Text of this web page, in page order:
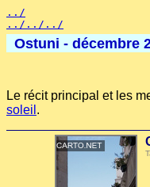
../
../../../
Ostuni - décembre
Le récit principal et les
soleil .